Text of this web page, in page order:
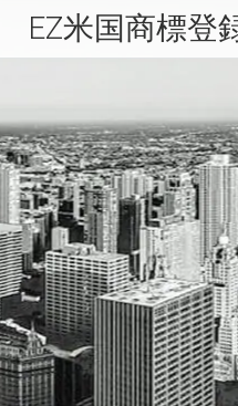
Warning: The magic method
trademark.tm106.jp/wp-
recaptcha/includes/plugin/
EZ米国商標登